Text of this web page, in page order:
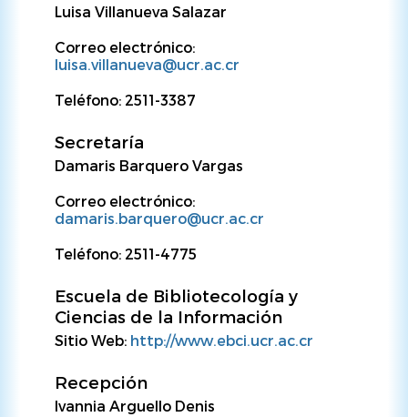
Luisa Villanueva Salazar
Correo electrónico:
luisa.villanueva@ucr.ac.cr
Teléfono: 2511-3387
Secretaría
Damaris Barquero Vargas
Correo electrónico:
damaris.barquero@ucr.ac.cr
Teléfono: 2511-4775
Escuela de Bibliotecología y
Ciencias de la Información
Sitio Web: http://www.ebci.ucr.ac.cr
Recepción
Ivannia Arguello Denis